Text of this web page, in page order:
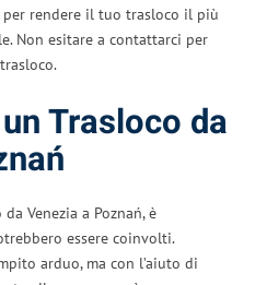
rendere il tuo trasloco il più
Non esitare a contattarci per
Trasloco da
Venezia a Poznań, è
essere coinvolti.
arduo, ma con l’aiuto di